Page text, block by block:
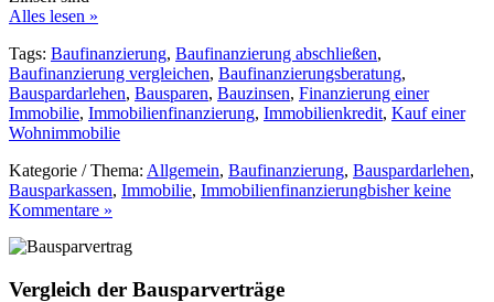
Alles lesen »
Tags: Baufinanzierung, Baufinanzierung abschließen,
Baufinanzierung vergleichen, Baufinanzierungsberatung,
Bauspardarlehen, Bausparen, Bauzinsen, Finanzierung einer
Immobilie, Immobilienfinanzierung, Immobilienkredit, Kauf einer
Wohnimmobilie
Kategorie / Thema: Allgemein, Baufinanzierung, Bauspardarlehen,
Bausparkassen, Immobilie, Immobilienfinanzierungbisher keine
Kommentare »
Vergleich der Bausparverträge